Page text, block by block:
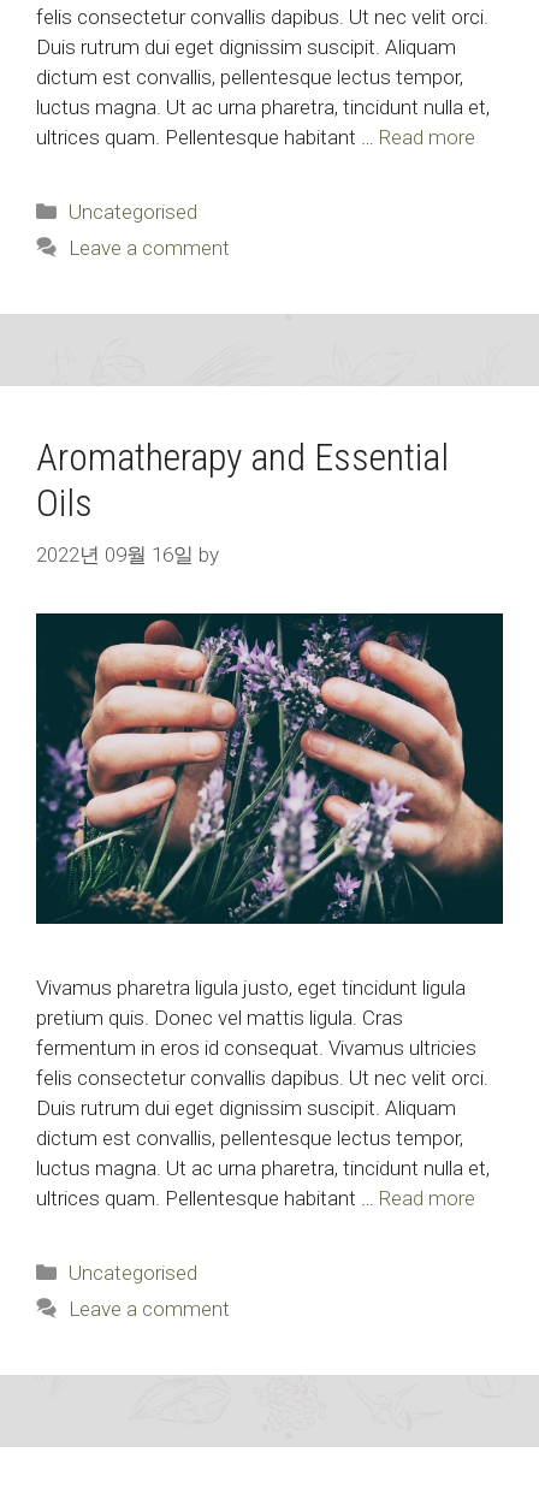
felis consectetur convallis dapibus. Ut nec velit orci.
Duis rutrum dui eget dignissim suscipit. Aliquam
dictum est convallis, pellentesque lectus tempor,
luctus magna. Ut ac urna pharetra, tincidunt nulla et,
ultrices quam. Pellentesque habitant … Read more
Categories
Uncategorised
Leave a comment
Aromatherapy and Essential
Oils
2022년 09월 16일 by
Vivamus pharetra ligula justo, eget tincidunt ligula
pretium quis. Donec vel mattis ligula. Cras
fermentum in eros id consequat. Vivamus ultricies
felis consectetur convallis dapibus. Ut nec velit orci.
Duis rutrum dui eget dignissim suscipit. Aliquam
dictum est convallis, pellentesque lectus tempor,
luctus magna. Ut ac urna pharetra, tincidunt nulla et,
ultrices quam. Pellentesque habitant … Read more
Categories
Uncategorised
Leave a comment